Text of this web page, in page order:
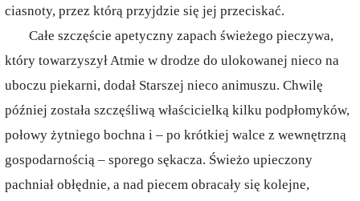
ciasnoty, przez którą przyjdzie się jej przeciskać.
Całe szczęście apetyczny zapach świeżego pieczywa,
który towarzyszył Atmie w drodze do ulokowanej nieco na
uboczu piekarni, dodał Starszej nieco animuszu. Chwilę
później została szczęśliwą właścicielką kilku podpłomyków,
połowy żytniego bochna i – po krótkiej walce z wewnętrzną
gospodarnością – sporego sękacza. Świeżo upieczony
pachniał obłędnie, a nad piecem obracały się kolejne,